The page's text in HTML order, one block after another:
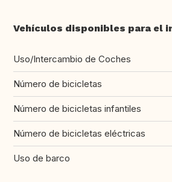
Vehículos disponibles para el
Uso/Intercambio de Coches
Número de bicicletas
Número de bicicletas infantiles
Número de bicicletas eléctricas
Uso de barco